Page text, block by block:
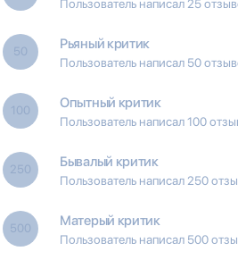
Пользователь написал 25
50 Рьяный критик
Пользователь написал 50
100 Опытный критик
Пользователь написал 100
250 Бывалый критик
Пользователь написал 250
500 Матерый критик
Пользователь написал 500